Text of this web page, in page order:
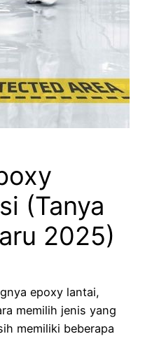
(Tanya
2025)
epoxy lantai,
memilih jenis yang
memiliki beberapa